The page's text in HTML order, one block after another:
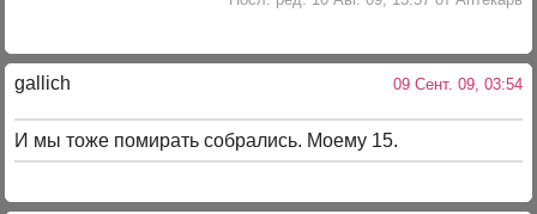
gallich 09 Сент. 09, 03:54
И мы тоже помирать собрались. Моему 15.